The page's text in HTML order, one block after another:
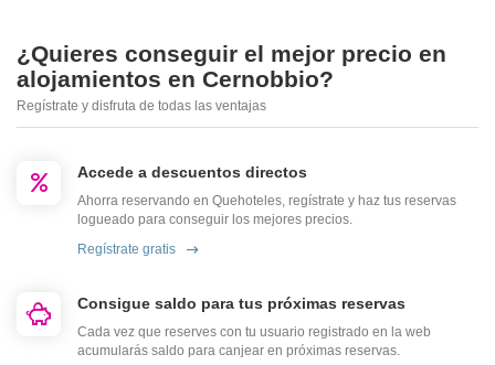
¿Quieres conseguir el mejor precio en
alojamientos en Cernobbio?
Regístrate y disfruta de todas las ventajas
Accede a descuentos directos
Ahorra reservando en Quehoteles, regístrate y haz tus reservas
logueado para conseguir los mejores precios.
Regístrate gratis
Consigue saldo para tus próximas reservas
Cada vez que reserves con tu usuario registrado en la web
acumularás saldo para canjear en próximas reservas.